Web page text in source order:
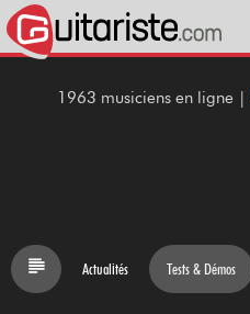
1963 musiciens en ligne |
Actualités Tests & Démos